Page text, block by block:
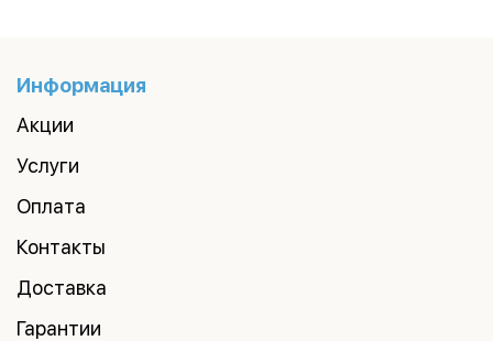
Информация
Акции
Услуги
Оплата
Контакты
Доставка
Гарантии